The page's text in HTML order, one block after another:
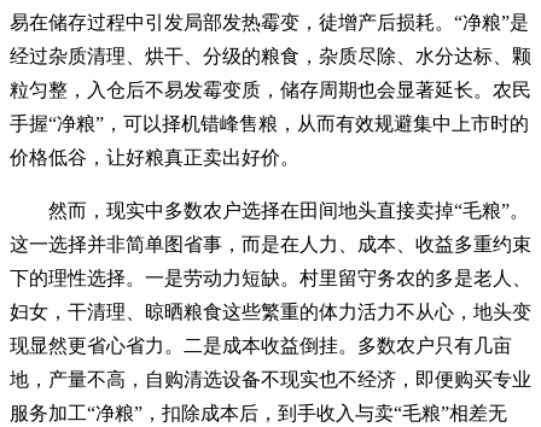
易在储存过程中引发局部发热霉变，徒增产后损耗。“净粮”是
经过杂质清理、烘干、分级的粮食，杂质尽除、水分达标、颗
粒匀整，入仓后不易发霉变质，储存周期也会显著延长。农民
手握“净粮”，可以择机错峰售粮，从而有效规避集中上市时的
价格低谷，让好粮真正卖出好价。
然而，现实中多数农户选择在田间地头直接卖掉“毛粮”。
这一选择并非简单图省事，而是在人力、成本、收益多重约束
下的理性选择。一是劳动力短缺。村里留守务农的多是老人、
妇女，干清理、晾晒粮食这些繁重的体力活力不从心，地头变
现显然更省心省力。二是成本收益倒挂。多数农户只有几亩
地，产量不高，自购清选设备不现实也不经济，即便购买专业
服务加工“净粮”，扣除成本后，到手收入与卖“毛粮”相差无